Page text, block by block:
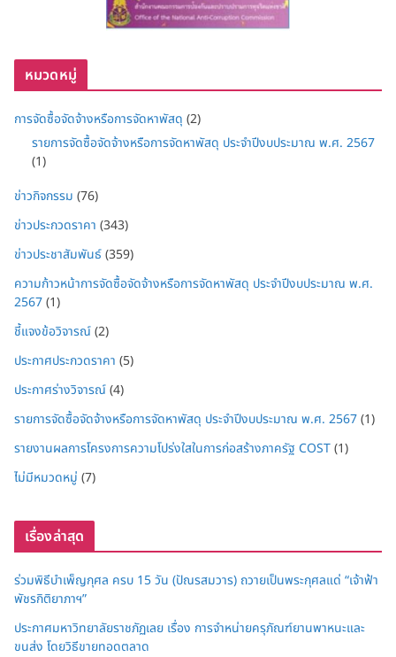
หมวดหมู่
การจัดซื้อจัดจ้างหรือการจัดหาพัสดุ (2)
รายการจัดซื้อจัดจ้างหรือการจัดหาพัสดุ ประจำปีงบประมาณ พ.ศ. 2567
(1)
ข่าวกิจกรรม (76)
ข่าวประกวดราคา (343)
ข่าวประชาสัมพันธ์(359)
ความก้าวหน้าการจัดซื้อจัดจ้างหรือการจัดหาพัสดุ ประจำปีงบประมาณ พ.ศ.
2567(1)
ชี้แจงข้อวิจารณ์(2)
ประกาศประกวดราคา (5)
ประกาศร่างวิจารณ์(4)
รายการจัดซื้อจัดจ้างหรือการจัดหาพัสดุ ประจำปีงบประมาณ พ.ศ. 2567(1)
รายงานผลการโครงการความโปร่งใสในการก่อสร้างภาครัฐ COST(1)
ไม่มีหมวดหมู่ (7)
เรื่องล่าสุด
ร่วมพิธีบำเพ็ญกุศล ครบ 15 วัน (ปัณรสมวาร) ถวายเป็นพระกุศลแด่ “เจ้าฟ้า
พัชรกิติยาภาฯ”
ประกาศมหาวิทยาลัยราชภัฏเลย เรื่อง การจำหน่ายครุภัณฑ์ยานพาหนะและ
ขนส่ง โดยวิธีขายทอดตลาด